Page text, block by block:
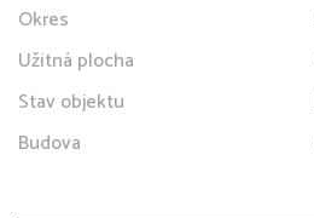
Okres
Užitná plocha
Stav objektu
Budova